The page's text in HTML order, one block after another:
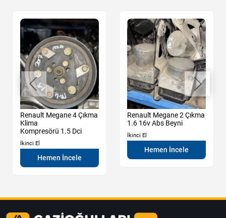
Renault Megane 4 Çıkma
Klima
Kompresörü 1.5 Dci
İkinci El
Hemen İncele
Renault Megane 2 Çıkma
1.6 16v Abs Beyni
İkinci El
Hemen İncele